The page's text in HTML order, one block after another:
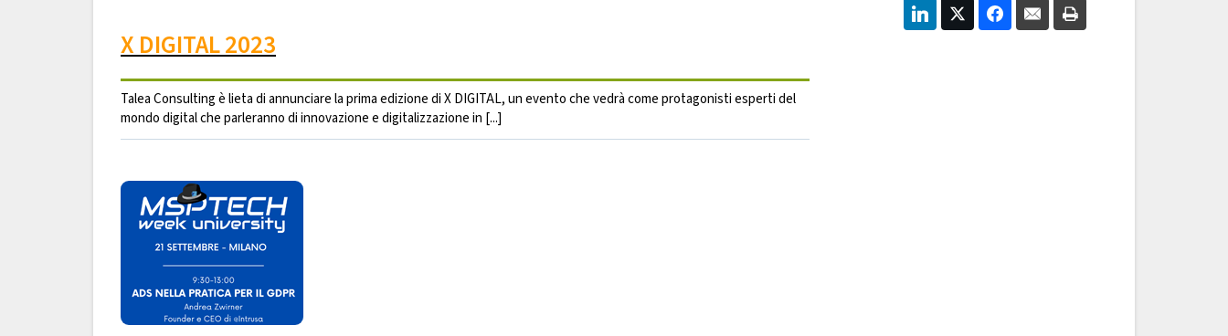
X DIGITAL 2023
Talea Consulting è lieta di annunciare la prima edizione di X DIGITAL, un evento che vedrà come protagonisti esperti del
mondo digital che parleranno di innovazione e digitalizzazione in [...]